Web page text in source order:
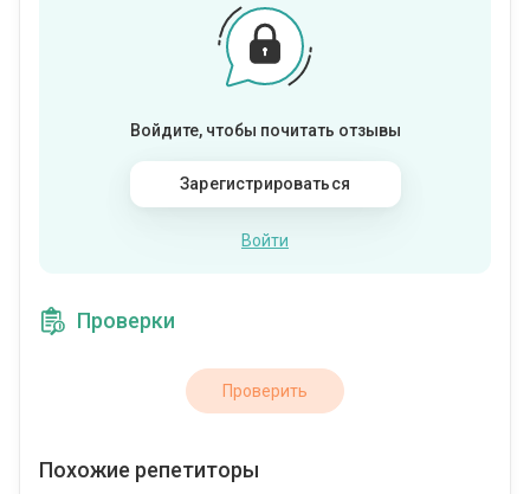
Войдите, чтобы почитать отзывы
Зарегистрироваться
Войти
Проверки
Проверить
Похожие репетиторы